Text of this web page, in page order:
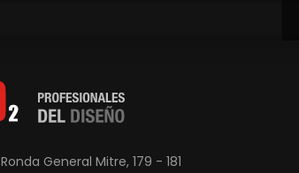
Ronda General Mitre, 179 - 181